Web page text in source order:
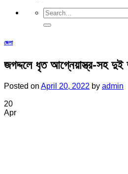
জেলা
জগদ্দলে ধৃত আগ্নেয়াস্ত্র-সহ দুই
Posted on April 20, 2022 by admin
20
Apr